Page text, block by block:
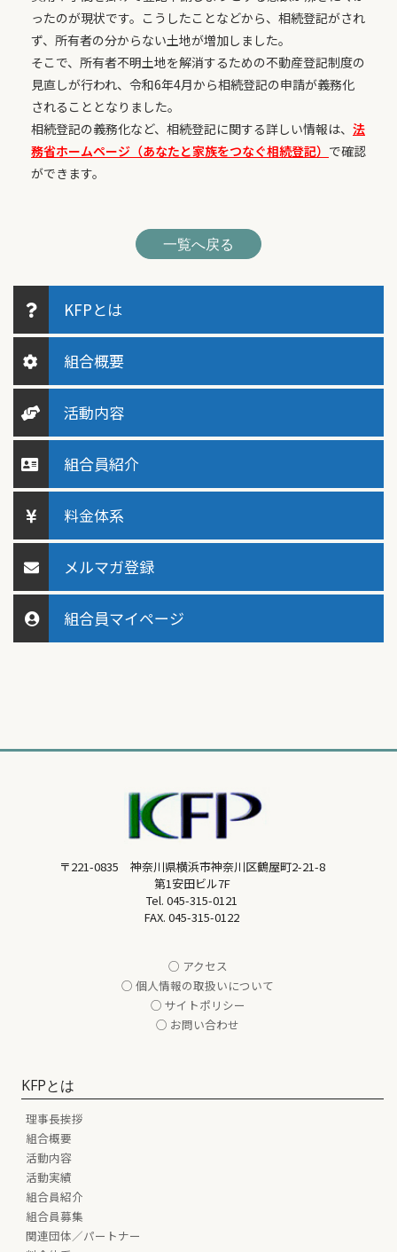
ったのが現状です。こうしたことなどから、相続登記がされ
ず、所有者の分からない土地が増加しました。
そこで、所有者不明土地を解消するための不動産登記制度の
見直しが行われ、令和6年4月から相続登記の申請が義務化
されることとなりました。
相続登記の義務化など、相続登記に関する詳しい情報は、 法
務省ホームページ（あなたと家族をつなぐ相続登記） で確認
ができます。
一覧へ戻る
KFPとは
組合概要
活動内容
組合員紹介
料金体系
メルマガ登録
組合員マイページ
〒221-0835 神奈川県横浜市神奈川区鶴屋町2-21-8
第1安田ビル7F
Tel. 045-315-0121
FAX. 045-315-0122
○ アクセス
○ 個人情報の取扱いについて
○ サイトポリシー
○ お問い合わせ
KFPとは
理事長挨拶
組合概要
活動内容
活動実績
組合員紹介
組合員募集
関連団体／パートナー